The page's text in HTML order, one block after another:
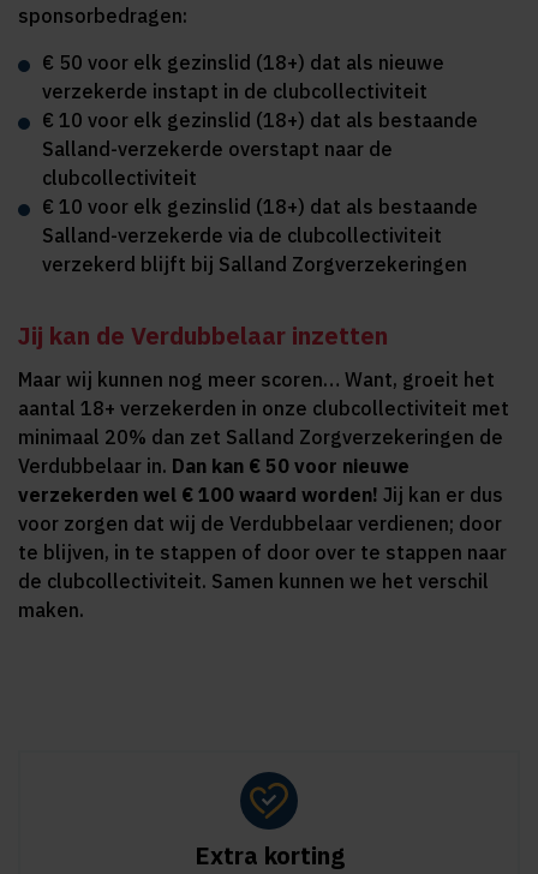
sponsorbedragen:
€ 50 voor elk gezinslid (18+) dat als nieuwe
verzekerde instapt in de clubcollectiviteit
€ 10 voor elk gezinslid (18+) dat als bestaande
Salland-verzekerde overstapt naar de
clubcollectiviteit
€ 10 voor elk gezinslid (18+) dat als bestaande
Salland-verzekerde via de clubcollectiviteit
verzekerd blijft bij Salland Zorgverzekeringen
Jij kan de Verdubbelaar inzetten
Maar wij kunnen nog meer scoren… Want, groeit het
aantal 18+ verzekerden in onze clubcollectiviteit met
minimaal 20% dan zet Salland Zorgverzekeringen de
Verdubbelaar in. Dan kan € 50 voor nieuwe
verzekerden wel € 100 waard worden! Jij kan er dus
voor zorgen dat wij de Verdubbelaar verdienen; door
te blijven, in te stappen of door over te stappen naar
de clubcollectiviteit. Samen kunnen we het verschil
maken.
Extra korting